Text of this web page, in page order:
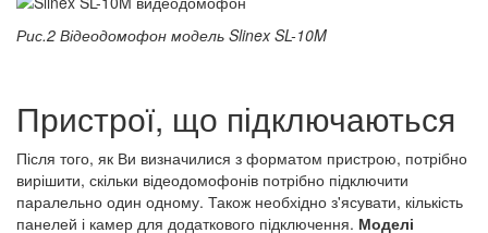
Рис.2 Відеодомофон модель Slinex SL-10M
Пристрої, що підключаються
Після того, як Ви визначилися з форматом пристрою, потрібно
вирішити, скільки відеодомофонів потрібно підключити
паралельно один одному. Також необхідно з'ясувати, кількість
панелей і камер для додаткового підключення. Моделі